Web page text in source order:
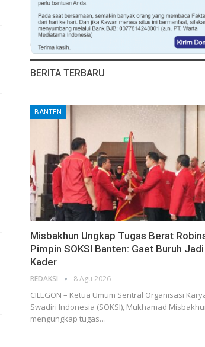
BERITA TERBARU
BANTEN
Misbakhun Ungkap Tugas Berat
Pimpin SOKSI Banten: Gaet Buruh Jadi
Kader
REDAKSI 8 Agu 2026
CILEGON – Ketua Umum Sentral Organisasi
Swadiri Indonesia (SOKSI), Mukhamad
mengungkap tugas…